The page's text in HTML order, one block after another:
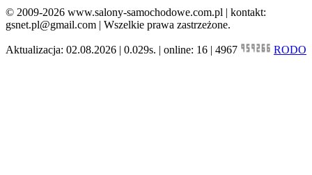
© 2009-2026 www.salony-samochodowe.com.pl | kontakt:
gsnet.pl@gmail.com | Wszelkie prawa zastrzeżone.
Aktualizacja: 02.08.2026 | 0.029s. | online: 16 | 4967 RODO